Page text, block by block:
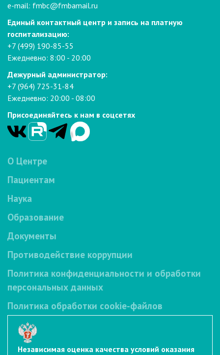
e-mail: fmbc@fmbamail.ru
Единый контактный центр и запись на платную
госпитализацию:
+7 (499) 190-85-55
Ежедневно: 8:00 - 20:00
Дежурный администратор:
+7 (964) 725-31-84
Ежедневно: 20:00 - 08:00
Присоединяйтесь к нам в соцсетях
О Центре
Пациентам
Наука
Образование
Документы
Противодействие коррупции
Политика конфиденциальности и обработки
персональных данных
Политика обработки cookie-файлов
Независимая оценка качества условий оказания